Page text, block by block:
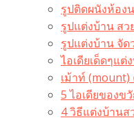
รูปติดผนังห้อง
รูปแต่งบ้าน สว
รูปแต่งบ้าน จั
ไอเดียเด็ดๆแ
เม้าท์ (mount)
5 ไอเดียของ
4 วิธีแต่งบ้าน